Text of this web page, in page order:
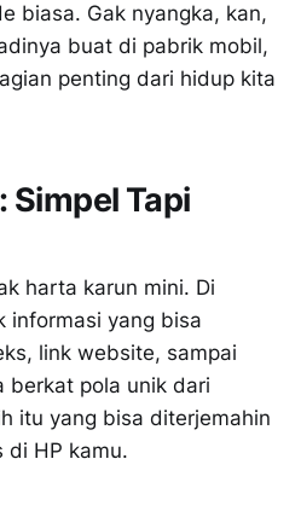
biasa. Gak nyangka, kan,
buat di pabrik mobil,
penting dari hidup kita
Simpel Tapi
harta karun mini. Di
informasi yang bisa
link website, sampai
berkat pola unik dari
itu yang bisa diterjemahin
di HP kamu.